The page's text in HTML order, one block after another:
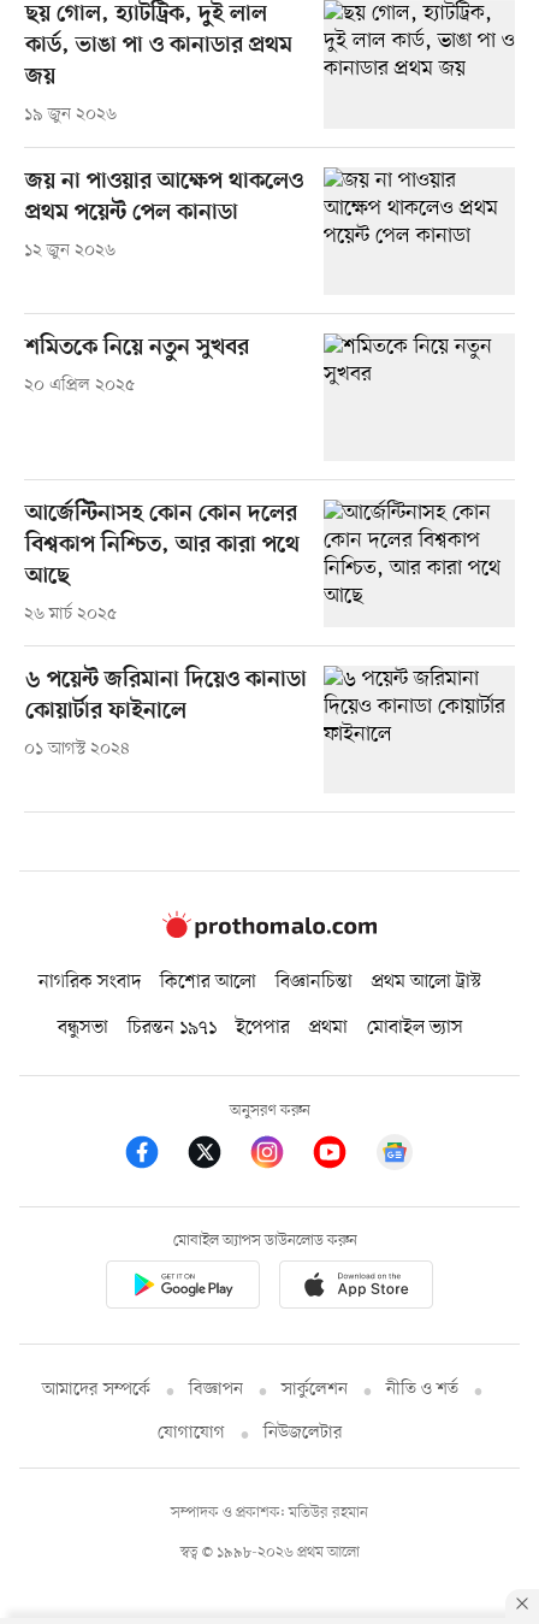
ছয় গোল, হ্যাটট্রিক, দুই লাল
কার্ড, ভাঙা পা ও কানাডার প্রথম
জয়
১৯ জুন ২০২৬
জয় না পাওয়ার আক্ষেপ থাকলেও
প্রথম পয়েন্ট পেল কানাডা
১২ জুন ২০২৬
শমিতকে নিয়ে নতুন সুখবর
২০ এপ্রিল ২০২৫
আর্জেন্টিনাসহ কোন কোন দলের
বিশ্বকাপ নিশ্চিত, আর কারা পথে
আছে
২৬ মার্চ ২০২৫
৬ পয়েন্ট জরিমানা দিয়েও কানাডা
কোয়ার্টার ফাইনালে
০১ আগস্ট ২০২৪
নাগরিক সংবাদ কিশোর আলো বিজ্ঞানচিন্তা
প্রথম আলো ট্রাস্ট
বন্ধুসভা
চিরন্তন ১৯৭১ ইপেপার প্রথমা মোবাইল ভ্যাস
অনুসরণ করুন
মোবাইল অ্যাপস ডাউনলোড করুন
আমাদের সম্পর্কে বিজ্ঞাপন সার্কুলেশন
নীতি ও শর্ত
যোগাযোগ
নিউজলেটার
স্বত্ব © ১৯৯৮-২০২৬ প্রথম আলো
সম্পাদক ও প্রকাশক: মতিউর রহমান